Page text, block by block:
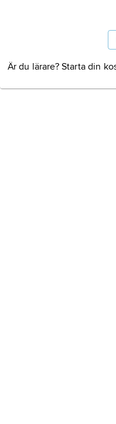
Är du lärare? Starta din